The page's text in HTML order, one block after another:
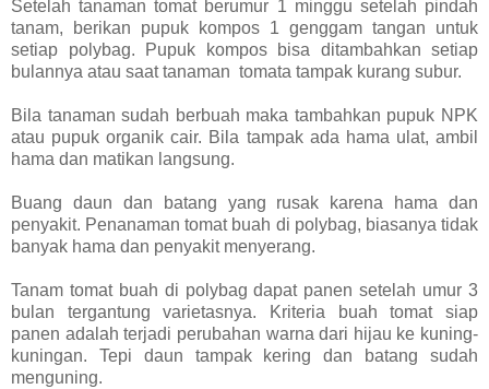
Setelah tanaman tomat berumur 1 minggu setelah pindah
tanam, berikan pupuk kompos 1 genggam tangan untuk
setiap polybag. Pupuk kompos bisa ditambahkan setiap
bulannya atau saat tanaman tomata tampak kurang subur.
Bila tanaman sudah berbuah maka tambahkan pupuk NPK
atau pupuk organik cair. Bila tampak ada hama ulat, ambil
hama dan matikan langsung.
Buang daun dan batang yang rusak karena hama dan
penyakit. Penanaman tomat buah di polybag, biasanya tidak
banyak hama dan penyakit menyerang.
Tanam tomat buah di polybag dapat panen setelah umur 3
bulan tergantung varietasnya. Kriteria buah tomat siap
panen adalah terjadi perubahan warna dari hijau ke kuning-
kuningan. Tepi daun tampak kering dan batang sudah
menguning.